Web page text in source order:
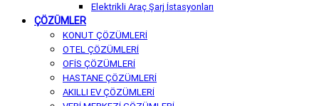
Elektrikli Araç Şarj İstasyonları
ÇÖZÜMLER
KONUT ÇÖZÜMLERİ
OTEL ÇÖZÜMLERİ
OFİS ÇÖZÜMLERİ
HASTANE ÇÖZÜMLERİ
AKILLI EV ÇÖZÜMLERİ